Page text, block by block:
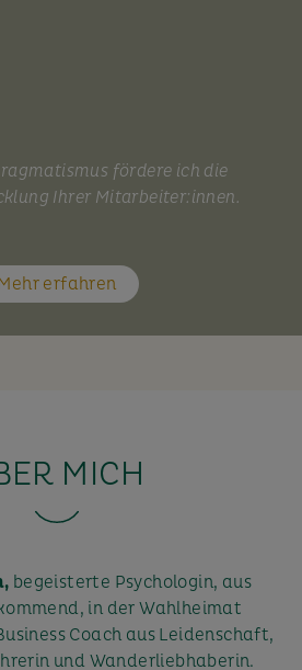
fördere ich die
Ihrer Mitarbeiter:innen.
erfahren
MICH
begeisterte Psychologin, aus
in der Wahlheimat
Coach aus Leidenschaft,
und Wanderliebhaberin.